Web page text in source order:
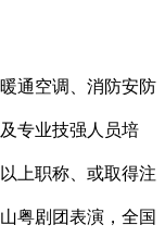
通空调、消防安防
专业技强人员培
上职称、或取得注
粤剧团表演，全国